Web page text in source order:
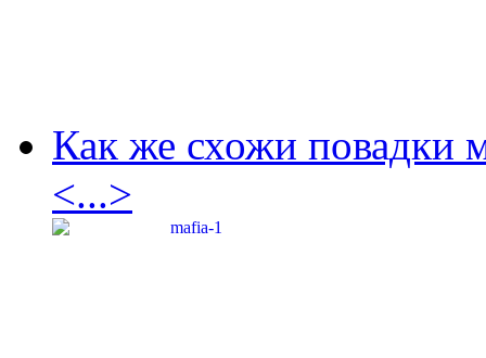
Как же схожи повадки
<...>